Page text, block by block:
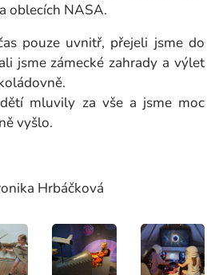
oblecích NASA.
pouze uvnitř, přejeli jsme do
jsme zámecké zahrady a výlet
mluvily za vše a jsme moc
vyšlo.
Hrbáčková